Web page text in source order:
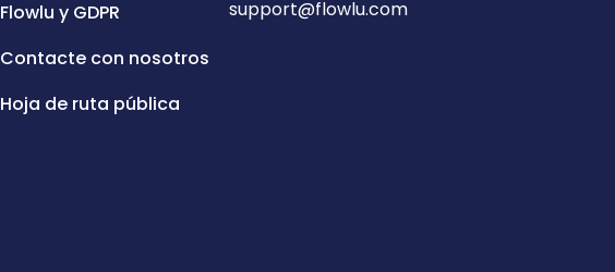
Flowlu y GDPR
Contacte con nosotros
Hoja de ruta pública
support@flowlu.com